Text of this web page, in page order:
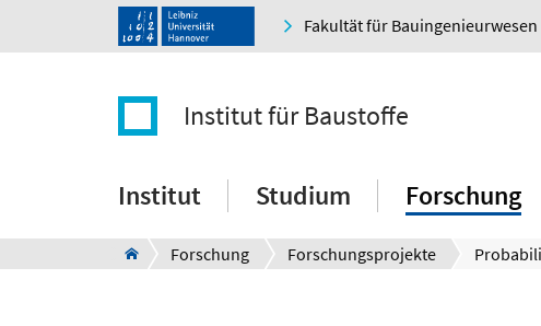
Fakultät für
Institut für Baustoffe
Institut Studium Forschung
Forschung Forschungsprojekte